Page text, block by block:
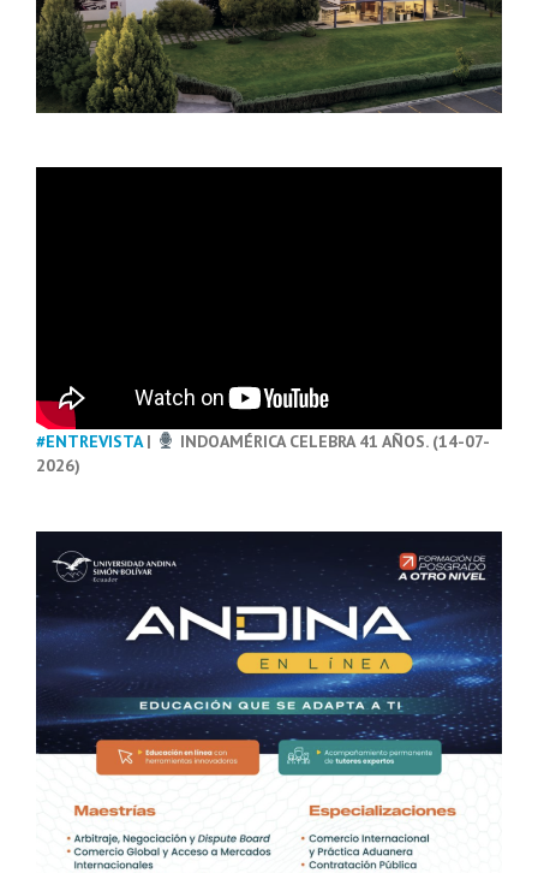
#ENTREVISTA|
INDOAMÉRICA CELEBRA 41 AÑOS. (14-07-
2026)